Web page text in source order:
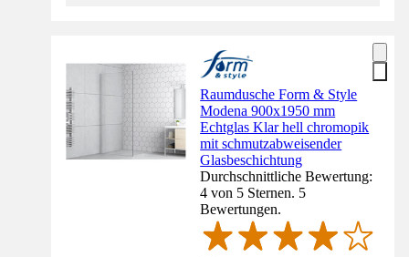
Raumdusche Form & Style
Modena 900x1950 mm
Echtglas Klar hell chromopik
mit schmutzabweisender
Glasbeschichtung
Durchschnittliche Bewertung:
4 von 5 Sternen. 5
Bewertungen.